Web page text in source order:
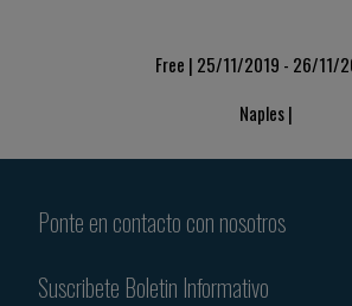
Free | 25/11/2019 - 26/11/
Naples |
Ponte en contacto con nosotros
Suscribete Boletin Informativo